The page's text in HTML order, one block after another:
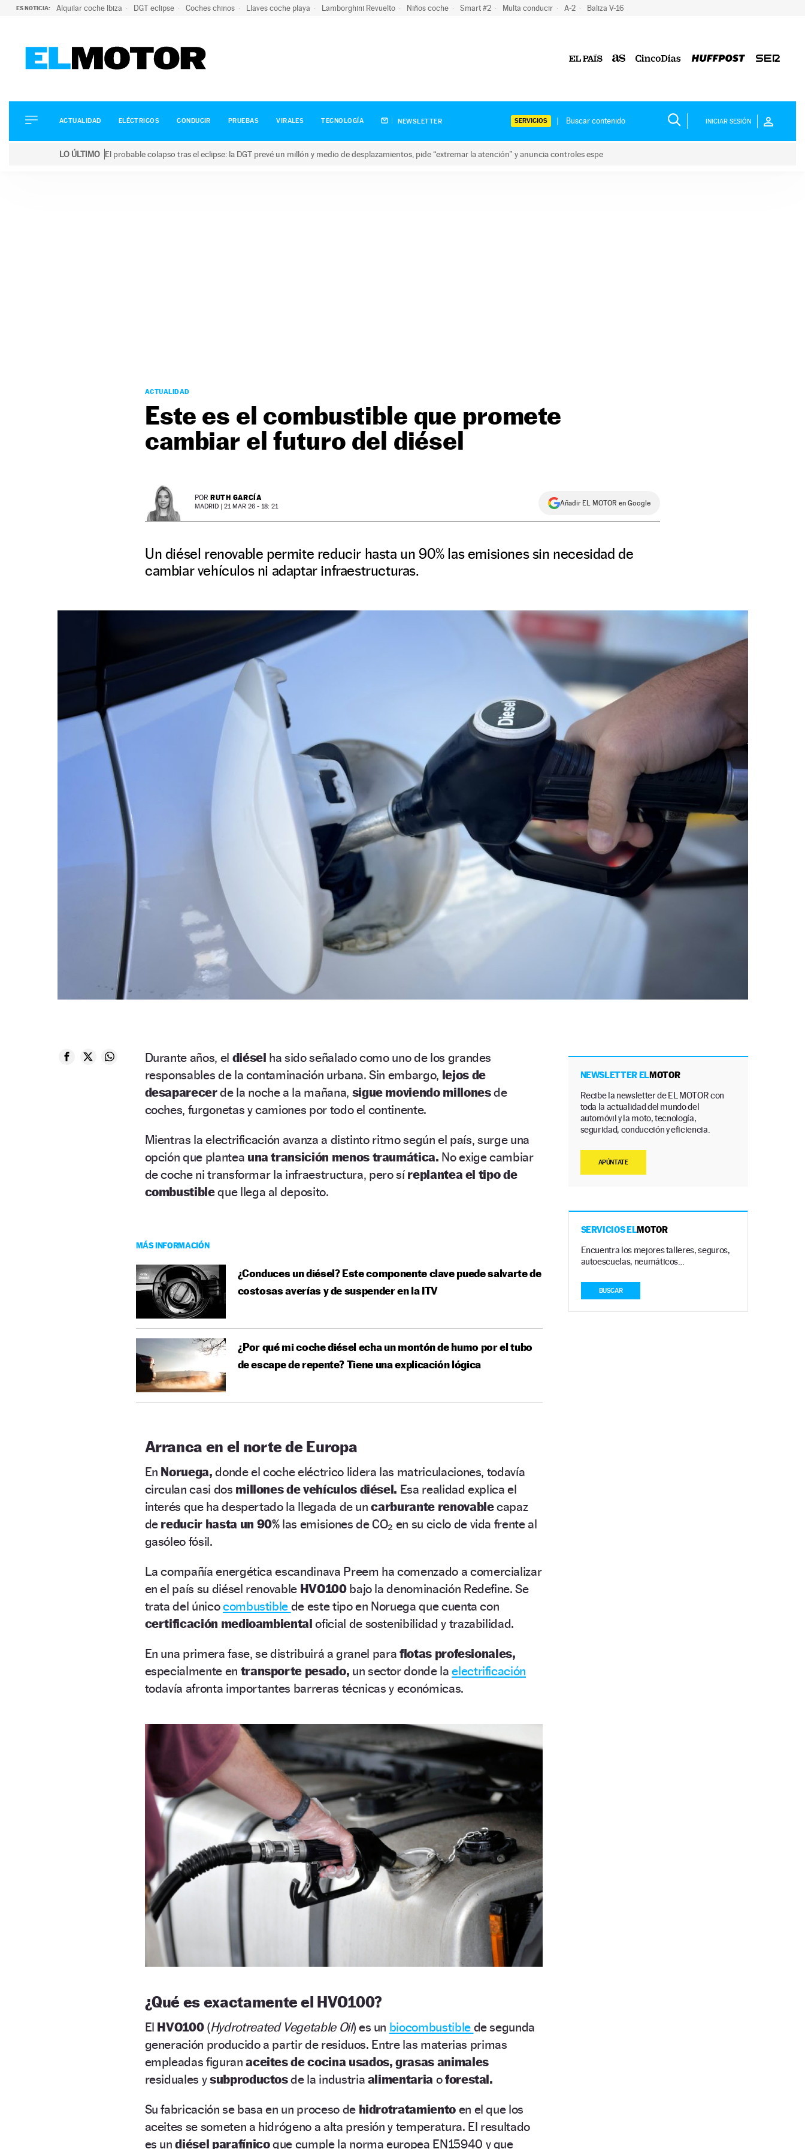
ES NOTICIA: Alquilar coche Ibiza DGT eclipse Coches chinos Llaves coche playa Lamborghini Revuelto Niños coche Smart #2 Multa conducir A-2 Baliza V-16
ELÉCTRICOS
CONDUCIR
ACTUALIDAD ELÉCTRICOS CONDUCIR PRUEBAS VIRALES TECNOLOGÍA NEWSLETTER SERVICIOS INICIAR SESIÓN
LO ÚLTIMO El probable colapso tras el eclipse: la DGT prevé un millón y medio de desplazamientos, pide “extremar la atención” y anuncia controles espe
ACTUALIDAD
Este es el combustible que promete
cambiar el futuro del diésel
POR RUTH GARCÍA
MADRID | 21 MAR 26 - 18: 21 Añadir EL MOTOR en Google
Un diésel renovable permite reducir hasta un 90% las emisiones sin necesidad de
cambiar vehículos ni adaptar infraestructuras.
Durante años, el diésel ha sido señalado como uno de los grandes
responsables de la contaminación urbana. Sin embargo, lejos de
desaparecerde la noche a la mañana, sigue moviendo millonesde
coches, furgonetas y camiones por todo el continente.
Mientras la electrificación avanza a distinto ritmo según el país, surge una
opción que plantea una transición menos traumática. No exige cambiar
de coche ni transformar la infraestructura, pero síreplantea el tipo de
combustibleque llega al deposito.
MÁS INFORMACIÓN
¿Conduces un diésel? Este componente clave puede salvarte de
costosas averías y de suspender en la ITV
¿Por qué mi coche diésel echa un montón de humo por el tubo
de escape de repente? Tiene una explicación lógica
Arranca en el norte de Europa
En Noruega, donde el coche eléctrico lidera las matriculaciones, todavía
circulan casi dos millones de vehículos diésel. Esa realidad explica el
interés que ha despertado la llegada de uncarburante renovablecapaz
de reducir hasta un 90%las emisiones de CO₂ en su ciclo de vida frente al
gasóleo fósil.
La compañía energética escandinava Preem ha comenzado a comercializar
en el país su diésel renovable HVO100 bajo la denominación Redefine. Se
trata del únicocombustible de este tipo en Noruega que cuenta con
certificación medioambientaloficial de sostenibilidad y trazabilidad.
En una primera fase, se distribuirá a granel para flotas profesionales,
especialmente en transporte pesado, un sector donde laelectrificación
todavía afronta importantes barreras técnicas y económicas.
¿Qué es exactamente el HVO100?
El HVO100 (Hydrotreated Vegetable Oil) es un biocombustible de segunda
generación producido a partir de residuos. Entre las materias primas
empleadas figuran aceites de cocina usados, grasas animales
residuales ysubproductosde la industria alimentaria oforestal.
Su fabricación se basa en un proceso de hidrotratamiento en el que los
aceites se someten a hidrógeno a alta presión y temperatura. El resultado
es undiésel parafínicoque cumple la norma europea EN15940 y que
NEWSLETTER ELMOTOR
Recibe la newsletter de EL MOTOR con
toda la actualidad del mundo del
automóvil y la moto, tecnología,
seguridad, conducción y eficiencia.
APÚNTATE
SERVICIOS ELMOTOR
Encuentra los mejores talleres, seguros,
autoescuelas, neumáticos…
BUSCAR